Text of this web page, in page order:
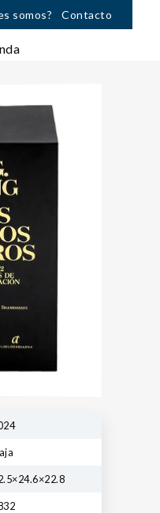
somos? Contacto